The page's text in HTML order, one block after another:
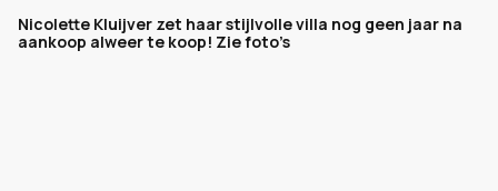
Nicolette Kluijver zet haar stijlvolle villa nog geen jaar na
aankoop alweer te koop! Zie foto’s